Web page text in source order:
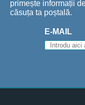
primește informații
căsuța ta poștală.
E-MAIL